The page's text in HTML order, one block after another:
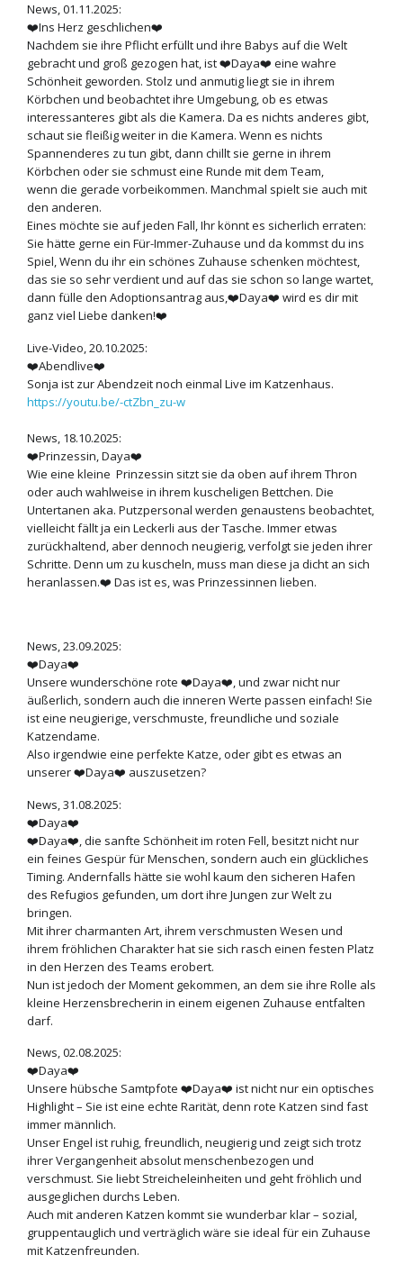
News, 01.11.2025:
❤️Ins Herz geschlichen❤️
Nachdem sie ihre Pflicht erfüllt und ihre Babys auf die Welt
gebracht und groß gezogen hat, ist ❤️Daya❤️ eine wahre
Schönheit geworden. Stolz und anmutig liegt sie in ihrem
Körbchen und beobachtet ihre Umgebung, ob es etwas
interessanteres gibt als die Kamera. Da es nichts anderes gibt,
schaut sie fleißig weiter in die Kamera. Wenn es nichts
Spannenderes zu tun gibt, dann chillt sie gerne in ihrem
Körbchen oder sie schmust eine Runde mit dem Team,
wenn die gerade vorbeikommen. Manchmal spielt sie auch mit
den anderen.
Eines möchte sie auf jeden Fall, Ihr könnt es sicherlich erraten:
Sie hätte gerne ein Für-Immer-Zuhause und da kommst du ins
Spiel, Wenn du ihr ein schönes Zuhause schenken möchtest,
das sie so sehr verdient und auf das sie schon so lange wartet,
dann fülle den Adoptionsantrag aus,❤️Daya❤️ wird es dir mit
ganz viel Liebe danken!❤️
Live-Video, 20.10.2025:
❤️Abendlive❤️
Sonja ist zur Abendzeit noch einmal Live im Katzenhaus.
https://youtu.be/-ctZbn_zu-w
News, 18.10.2025:
❤️Prinzessin, Daya❤️
Wie eine kleine Prinzessin sitzt sie da oben auf ihrem Thron
oder auch wahlweise in ihrem kuscheligen Bettchen. Die
Untertanen aka. Putzpersonal werden genaustens beobachtet,
vielleicht fällt ja ein Leckerli aus der Tasche. Immer etwas
zurückhaltend, aber dennoch neugierig, verfolgt sie jeden ihrer
Schritte. Denn um zu kuscheln, muss man diese ja dicht an sich
heranlassen.❤️ Das ist es, was Prinzessinnen lieben.
News, 23.09.2025:
❤️Daya❤️
Unsere wunderschöne rote ❤️Daya❤️, und zwar nicht nur
äußerlich, sondern auch die inneren Werte passen einfach! Sie
ist eine neugierige, verschmuste, freundliche und soziale
Katzendame.
Also irgendwie eine perfekte Katze, oder gibt es etwas an
unserer ❤️Daya❤️ auszusetzen?
News, 31.08.2025:
❤️Daya❤️
❤️Daya❤️, die sanfte Schönheit im roten Fell, besitzt nicht nur
ein feines Gespür für Menschen, sondern auch ein glückliches
Timing. Andernfalls hätte sie wohl kaum den sicheren Hafen
des Refugios gefunden, um dort ihre Jungen zur Welt zu
bringen.
Mit ihrer charmanten Art, ihrem verschmusten Wesen und
ihrem fröhlichen Charakter hat sie sich rasch einen festen Platz
in den Herzen des Teams erobert.
Nun ist jedoch der Moment gekommen, an dem sie ihre Rolle als
kleine Herzensbrecherin in einem eigenen Zuhause entfalten
darf.
News, 02.08.2025:
❤️Daya❤️
Unsere hübsche Samtpfote ❤️Daya❤️ ist nicht nur ein optisches
Highlight – Sie ist eine echte Rarität, denn rote Katzen sind fast
immer männlich.
Unser Engel ist ruhig, freundlich, neugierig und zeigt sich trotz
ihrer Vergangenheit absolut menschenbezogen und
verschmust. Sie liebt Streicheleinheiten und geht fröhlich und
ausgeglichen durchs Leben.
Auch mit anderen Katzen kommt sie wunderbar klar – sozial,
gruppentauglich und verträglich wäre sie ideal für ein Zuhause
mit Katzenfreunden.